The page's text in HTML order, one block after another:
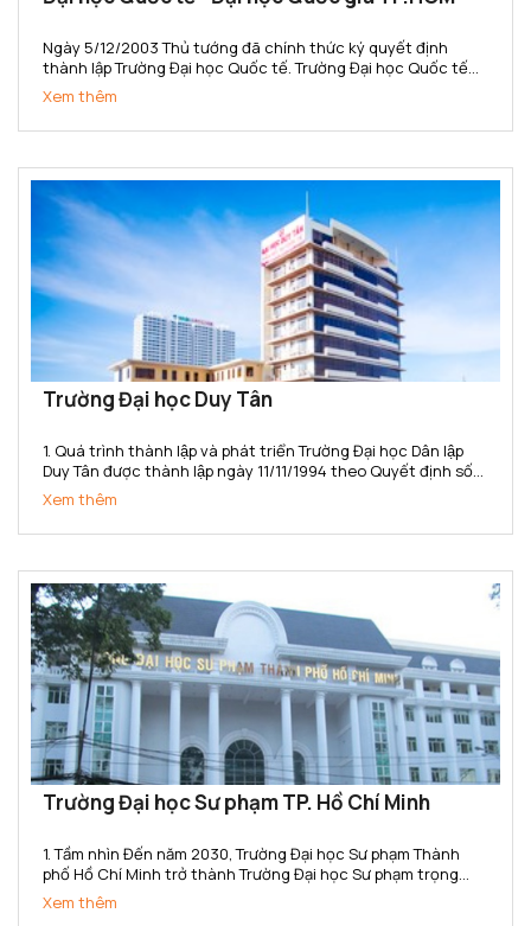
Ngày 5/12/2003 Thủ tướng đã chính thức ký quyết định
thành lập Trường Đại học Quốc tế. Trường Đại học Quốc tế
(IU) là đại học quốc tế đầu tiên của Việt Nam và là đại học
công lập đa ngành, đa lĩnh vực, thành viên ĐHQG-HCM đầu...
Xem thêm
Trường Đại học Duy Tân
1. Quá trình thành lập và phát triển Trường Đại học Dân lập
Duy Tân được thành lập ngày 11/11/1994 theo Quyết định số
666/TTg của Thủ tướng Chính phủ. Năm 2015, Trường đã
chuyển đổi sang loại hình Tư thục theo...
Xem thêm
Trường Đại học Sư phạm TP. Hồ Chí Minh
1. Tầm nhìn Đến năm 2030, Trường Đại học Sư phạm Thành
phố Hồ Chí Minh trở thành Trường Đại học Sư phạm trọng
điểm Quốc gia, có uy tín cao trong toàn quốc, ngang tầm với
các cơ sở đào tạo trong khu vực Đông Nam Á; là cơ...
Xem thêm